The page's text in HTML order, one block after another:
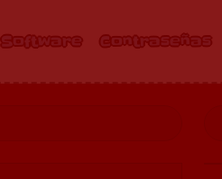
Software Contraseñas